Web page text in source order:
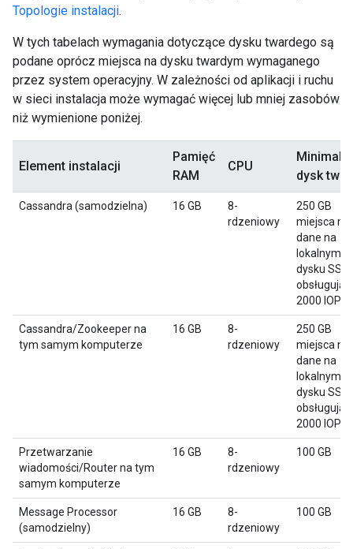
Topologie instalacji.
W tych tabelach wymagania dotyczące dysku twardego są
podane oprócz miejsca na dysku twardym wymaganego
przez system operacyjny. W zależności od aplikacji i ruchu
w sieci instalacja może wymagać więcej lub mniej zasobów
niż wymienione poniżej.
Element instalacji
Pamięć
RAM
CPU
dysk
Cassandra (samodzielna) 16 GB
8-
rdzeniowy
250 GB
miejsca na
dane na
lokalnym
dysku SSD
2000 IOPS
Cassandra/Zookeeper na
tym samym komputerze
16 GB
8-
rdzeniowy
250 GB
miejsca na
dane na
lokalnym
dysku SSD
2000 IOPS
Przetwarzanie
wiadomości/Router na tym
samym komputerze
16 GB
8-
rdzeniowy
100 GB
Message Processor
(samodzielny)
16 GB
8-
rdzeniowy
100 GB